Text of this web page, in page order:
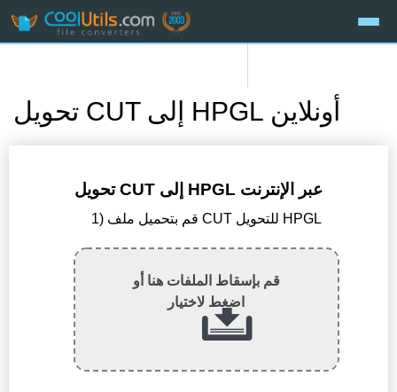
تحويل CUT إلى HPGL أونلاين
تحويل CUT إلى HPGL عبر الإنترنت
1) قم بتحميل ملف CUT للتحويل HPGL
قم بإسقاط الملفات هنا أو
اضغط لاختيار